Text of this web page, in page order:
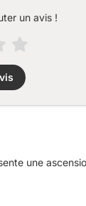
un avis !
une